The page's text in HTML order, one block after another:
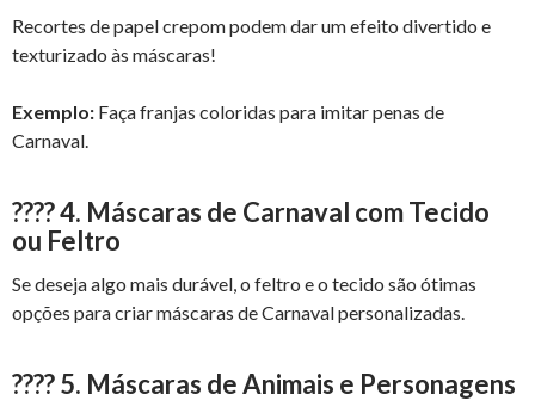
Recortes de papel crepom podem dar um efeito divertido e
texturizado às máscaras!
Exemplo: Faça franjas coloridas para imitar penas de
Carnaval.
????4. Máscaras de Carnaval com Tecido
ou Feltro
Se deseja algo mais durável, o feltro e o tecido são ótimas
opções para criar máscaras de Carnaval personalizadas.
????5. Máscaras de Animais e Personagens